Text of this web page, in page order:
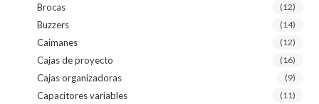
Brocas (12)
Buzzers (14)
Caimanes (12)
Cajas de proyecto (16)
Cajas organizadoras (9)
Capacitores variables (11)